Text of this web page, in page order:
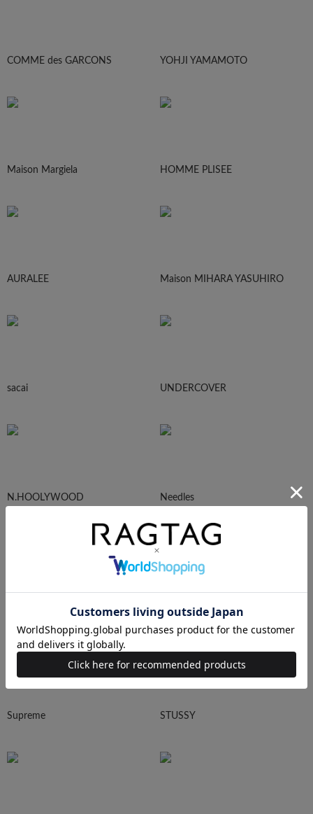
COMME des GARCONS YOHJI YAMAMOTO
Maison Margiela HOMME PLISEE
AURALEE Maison MIHARA YASUHIRO
sacai UNDERCOVER
N.HOOLYWOOD Needles
HUMAN MADE
Supreme STUSSY